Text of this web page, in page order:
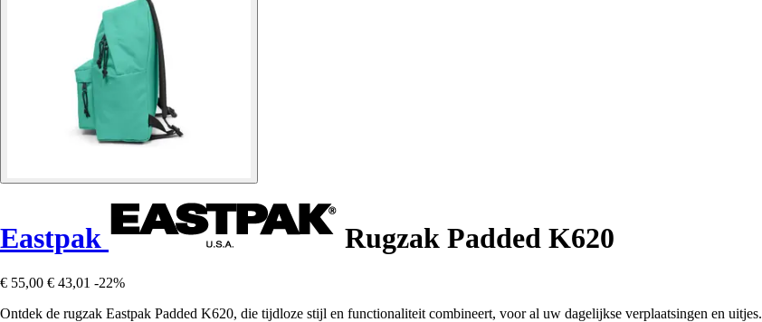
Eastpak Rugzak Padded K620
€ 55,00 € 43,01 -22%
Ontdek de rugzak Eastpak Padded K620, die tijdloze stijl en functionaliteit combineert, voor al uw dagelijkse verplaatsingen en uitjes.